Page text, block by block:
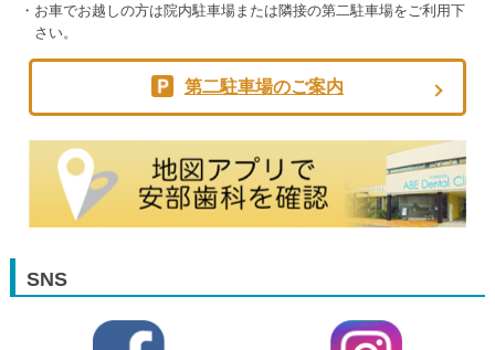
お車でお越しの方は院内駐車場または隣接の第二駐車場をご利用下
さい。
第二駐車場のご案内
SNS